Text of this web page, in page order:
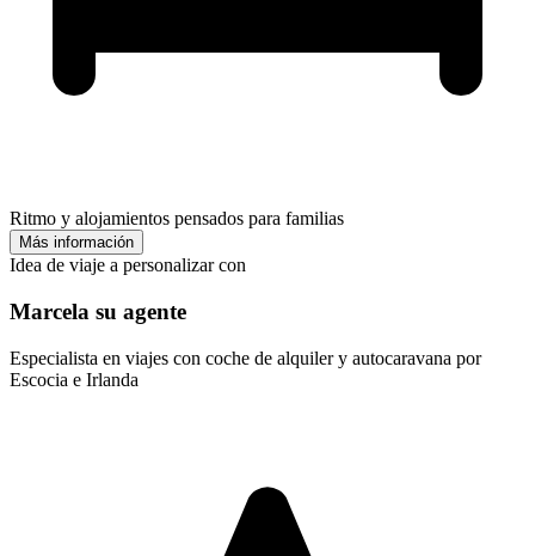
Ritmo y alojamientos pensados para familias
Más información
Idea de viaje a personalizar con
Marcela su agente
Especialista en viajes con coche de alquiler y autocaravana por
Escocia e Irlanda